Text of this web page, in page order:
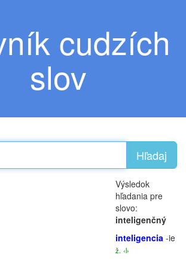
cudzích
slov
Hľadaj
Výsledok
hľadania pre
slovo:
inteligenčný
inteligencia -ie
ž. ‹l›